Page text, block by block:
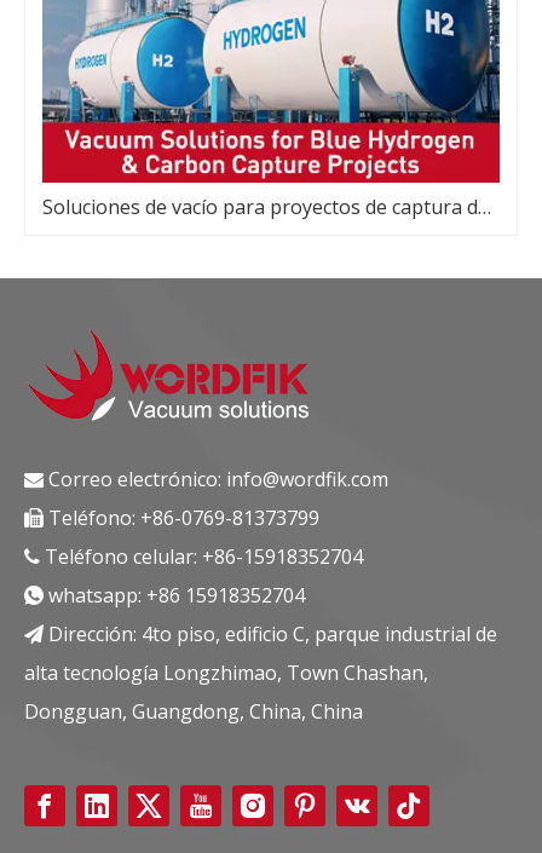
Soluciones de vacío para proyectos de captura de carbono e hidrógeno azul
 Correo electrónico: info@wordfik.com
 Teléfono: +86-0769-81373799
 Teléfono celular: +86-15918352704
 whatsapp: +86 15918352704
 Dirección: 4to piso, edificio C, parque industrial de
alta tecnología Longzhimao, Town Chashan,
Dongguan, Guangdong, China, China